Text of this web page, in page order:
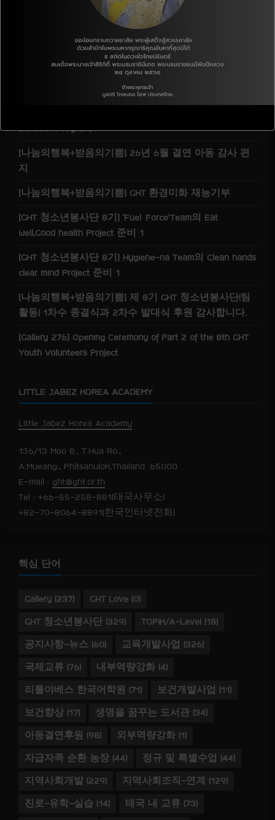
Tel :+82-70-8064-8891 (한국인터넷전화)
+66-55-258-881(태국사무소)
Donation Program)
[나눔의행복+받음의기쁨] 26년 6월 결연 아동 감사 편
지
[나눔의행복+받음의기쁨] GHT 환경미화 재능기부
[GHT 청소년봉사단 8기] ‘Fuel Force’Team의 Eat
well,Good health Project 준비 1
[GHT 청소년봉사단 8기] Hygiene-na Team의 Clean hands
clear mind Project 준비 1
[나눔의행복+받음의기쁨] 제 8기 GHT 청소년봉사단(팀
활동) 1차수 종결식과 2차수 발대식 후원 감사합니다.
[Gallery 276] Opening Ceremony of Part 2 of the 8th GHT
Youth Volunteers Project
LITTLE JABEZ KOREA ACADEMY
Little Jabez Korea Academy
136/13 Moo 8., T.Hua Ro.,
A.Mueang., Phitsanulok,Thailand. 65000
E-mail : ght@ght.or.th
Tel : +66-55-258-881(태국사무소)
+82-70-8064-8891(한국인터넷전화)
핵심 단어
Gallery (237) GHT Love (0)
GHT 청소년봉사단 (329) TOPIK/A-Level (18)
공지사항-뉴스 (60) 교육개발사업 (326)
국제교류 (76) 내부역량강화 (4)
리틀야베스 한국어학원 (71) 보건개발사업 (11)
보건향상 (17) 생명을 꿈꾸는 도서관 (34)
아동결연후원 (98) 외부역량강화 (1)
자급자족 순환 농장 (44) 정규 및 특별수업 (44)
지역사회개발 (229) 지역사회조직-연계 (129)
진로-유학-실습 (14) 태국 내 교류 (73)